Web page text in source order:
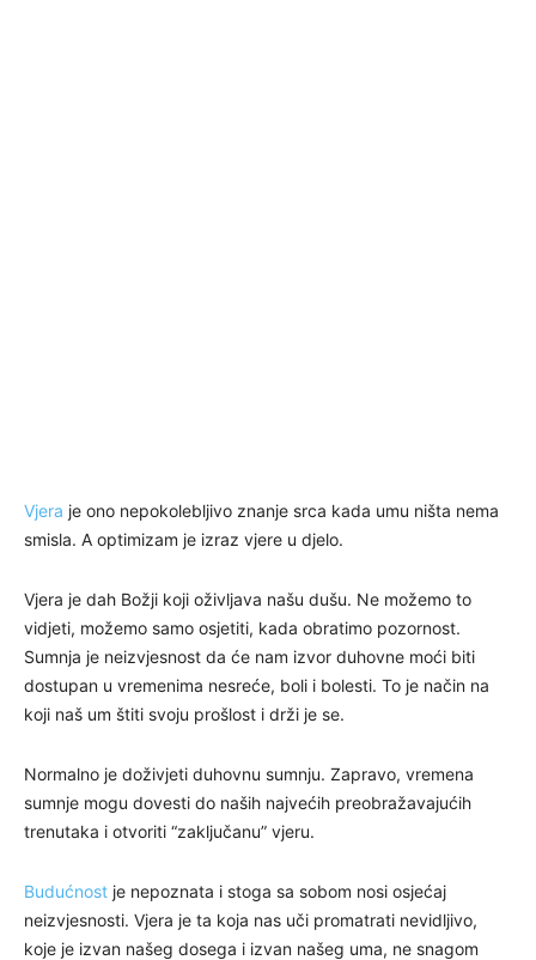
Vjera je ono nepokolebljivo znanje srca kada umu ništa nema
smisla. A optimizam je izraz vjere u djelo.
Vjera je dah Božji koji oživljava našu dušu. Ne možemo to
vidjeti, možemo samo osjetiti, kada obratimo pozornost.
Sumnja je neizvjesnost da će nam izvor duhovne moći biti
dostupan u vremenima nesreće, boli i bolesti. To je način na
koji naš um štiti svoju prošlost i drži je se.
Normalno je doživjeti duhovnu sumnju. Zapravo, vremena
sumnje mogu dovesti do naših najvećih preobražavajućih
trenutaka i otvoriti “zaključanu” vjeru.
Budućnost je nepoznata i stoga sa sobom nosi osjećaj
neizvjesnosti. Vjera je ta koja nas uči promatrati nevidljivo,
koje je izvan našeg dosega i izvan našeg uma, ne snagom